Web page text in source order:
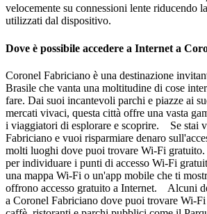
velocemente su connessioni lente riducendo
utilizzati dal dispositivo.
Dove è possibile accedere a Internet a
Coronel Fabriciano è una destinazione
Brasile che vanta una moltitudine di cose
fare. Dai suoi incantevoli parchi e piazze ai
mercati vivaci, questa città offre una vasta
i viaggiatori di esplorare e scoprire. Se stai
Fabriciano e vuoi risparmiare denaro
molti luoghi dove puoi trovare Wi-Fi
per individuare i punti di accesso Wi-Fi
una mappa Wi-Fi o un'app mobile che ti
offrono accesso gratuito a Internet. Alcuni
a Coronel Fabriciano dove puoi trovare Wi-